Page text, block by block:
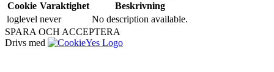
Cookie Varaktighet
Beskrivning
loglevel never
No description available.
SPARA OCH ACCEPTERA
Drivs med